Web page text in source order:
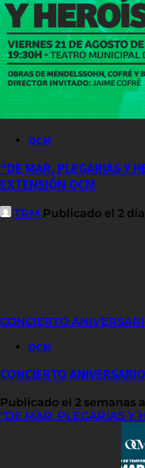
OCM
“DE MAR, PLEGARIAS Y
EXTENSIÓN OCM
TRM Publicado el 2
CONCIERTO
OCM
CONCIERTO
Publicado el 2 semanas
“DE MAR, PLEGARIAS Y